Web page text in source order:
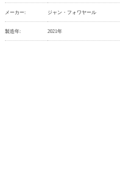
メーカー: ジャン・フォワヤール
製造年: 2021年